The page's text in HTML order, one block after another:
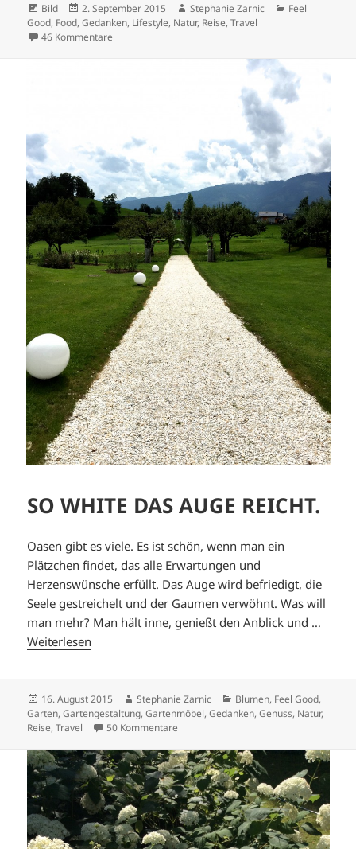
Format
Bild
Veröffentlicht
am
2. September 2015 Autor
Stephanie Zarnic Kategorien
Feel
Good, Food,Gedanken, Lifestyle, Natur, Reise,Travel
46 Kommentare
SO WHITE DAS AUGE REICHT.
Oasen gibt es viele. Es ist schön, wenn man ein
Plätzchen findet, das alle Erwartungen und
Herzenswünsche erfüllt. Das Auge wird befriedigt, die
Seele gestreichelt und der Gaumen verwöhnt. Was will
man mehr? Man hält inne, genießt den Anblick und …
Weiterlesen
Veröffentlicht
am
16. August 2015 Autor
Stephanie Zarnic Kategorien
Blumen, Feel Good,
Garten,Gartengestaltung,Gartenmöbel,Gedanken,Genuss, Natur,
Reise,Travel 50 Kommentare